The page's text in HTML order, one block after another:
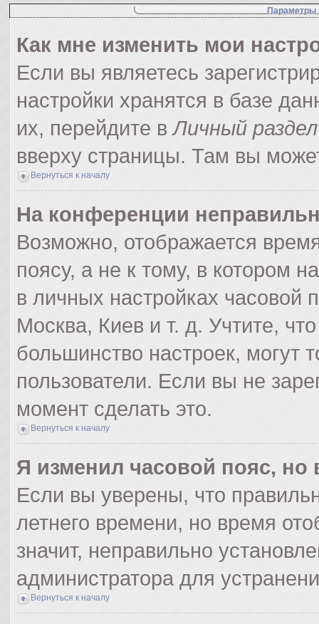
Параметры
Как мне изменить мои
Если вы являетесь
настройки хранятся в базе
их, перейдите вЛичный раздел
вверху страницы. Там вы
Вернуться к началу
На конференции
Возможно, отображается
поясу, а не к тому, в котором
в личных настройках часовой
Москва, Киев и т. д. Учтите,
большинство настроек, могут
пользователи. Если вы не
момент сделать это.
Вернуться к началу
Я изменил часовой пояс,
Если вы уверены, что
летнего времени, но время
значит, неправильно
администратора для
Вернуться к началу